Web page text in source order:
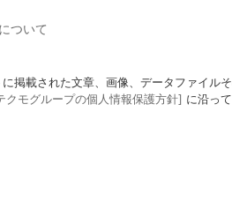
ついて
掲載された文章、画像、データファイル
クモグループの個人情報保護方針] に沿っ